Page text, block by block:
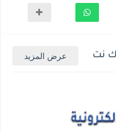
نت عرض المزيد